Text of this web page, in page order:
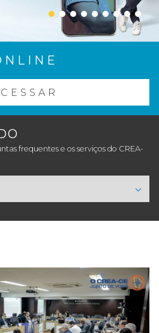
frequentes e os serviços do CREA-